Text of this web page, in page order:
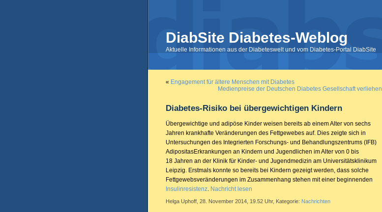
DiabSite Diabetes-Weblog
Aktuelle Informationen aus der Diabeteswelt und vom Diabetes-Portal DiabSite
« Engagement für ältere Menschen mit Diabetes
Medienpreise der Deutschen Diabetes Gesellschaft verliehen
Diabetes-Risiko bei übergewichtigen Kindern
Übergewichtige und adipöse Kinder weisen bereits ab einem Alter von sechs
Jahren krankhafte Veränderungen des Fettgewebes auf. Dies zeigte sich in
Untersuchungen des Integrierten Forschungs- und Behandlungszentrums (IFB)
AdipositasErkrankungen an Kindern und Jugendlichen im Alter von 0 bis
18 Jahren an der Klinik für Kinder- und Jugendmedizin am Universitätsklinikum
Leipzig. Erstmals konnte so bereits bei Kindern gezeigt werden, dass solche
Fettgewebsveränderungen im Zusammenhang stehen mit einer beginnenden
Insulinresistenz. Nachricht lesen
Helga Uphoff, 28. November 2014, 19.52 Uhr, Kategorie: Nachrichten